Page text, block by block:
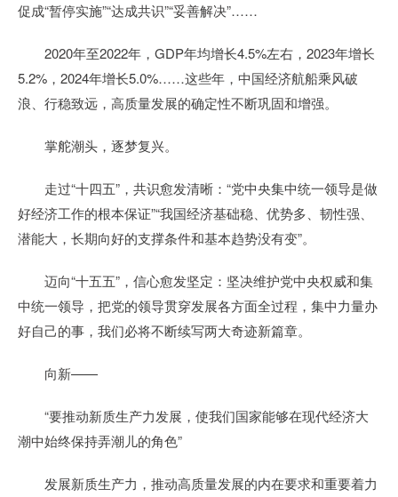
促成“暂停实施”“达成共识”“妥善解决”……
2020年至2022年，GDP年均增长4.5%左右，2023年增长
5.2%，2024年增长5.0%……这些年，中国经济航船乘风破
浪、行稳致远，高质量发展的确定性不断巩固和增强。
掌舵潮头，逐梦复兴。
走过“十四五”，共识愈发清晰：“党中央集中统一领导是做
好经济工作的根本保证”“我国经济基础稳、优势多、韧性强、
潜能大，长期向好的支撑条件和基本趋势没有变”。
迈向“十五五”，信心愈发坚定：坚决维护党中央权威和集
中统一领导，把党的领导贯穿发展各方面全过程，集中力量办
好自己的事，我们必将不断续写两大奇迹新篇章。
向新——
“要推动新质生产力发展，使我们国家能够在现代经济大
潮中始终保持弄潮儿的角色”
发展新质生产力，推动高质量发展的内在要求和重要着力